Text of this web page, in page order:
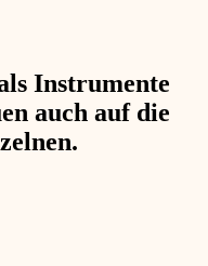
Instrumente
auch auf die